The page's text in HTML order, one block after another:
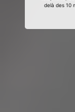
delà des 10